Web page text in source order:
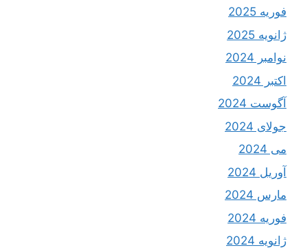
فوریه 2025
ژانویه 2025
نوامبر 2024
اکتبر 2024
آگوست 2024
جولای 2024
می 2024
آوریل 2024
مارس 2024
فوریه 2024
ژانویه 2024